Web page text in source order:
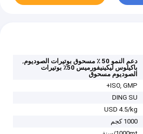
دعم النمو 50 ٪ مسحوق بوتيرات الصوديوم
,
باكيلوس ليكينيفورميس 50٪ بوتيرات
الصوديوم مسحوق
ISO, GMP+
DING SU
USD 4.5/kg
1000 كجم